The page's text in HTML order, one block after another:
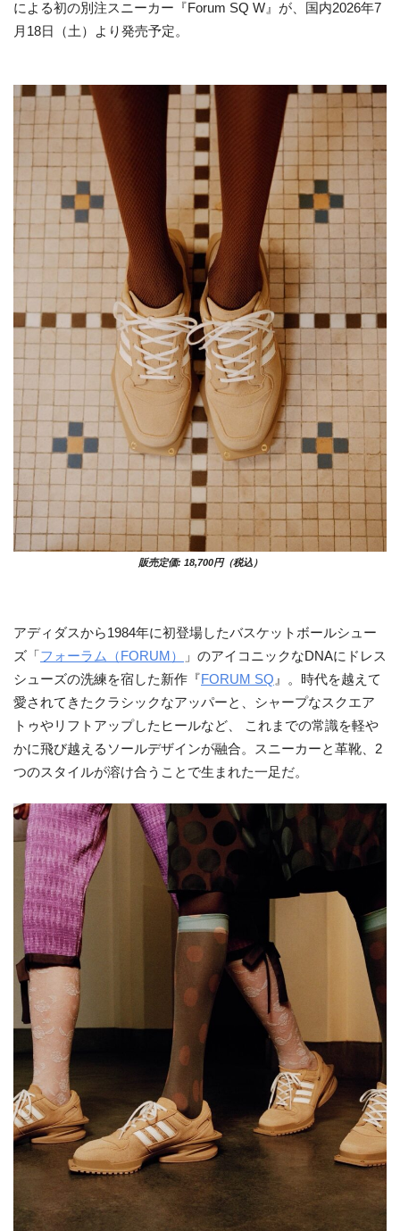
による初の別注スニーカー『Forum SQ W』が、国内2026年7
月18日（土）より発売予定。
販売定価: 18,700円（税込）
アディダスから1984年に初登場したバスケットボールシュー
ズ「フォーラム（FORUM）
」のアイコニックなDNAにドレス
シューズの洗練を宿した新作『FORUM SQ 』。時代を越えて
愛されてきたクラシックなアッパーと、シャープなスクエア
トゥやリフトアップしたヒールなど、 これまでの常識を軽や
かに飛び越えるソールデザインが融合。スニーカーと革靴、2
つのスタイルが溶け合うことで生まれた一足だ。